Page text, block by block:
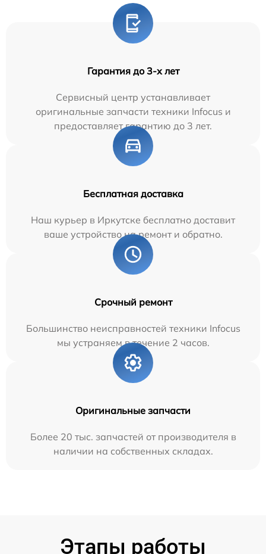
Гарантия до 3-х лет
Сервисный центр устанавливает
оригинальные запчасти техники Infocus и
предоставляет гарантию до 3 лет.
Бесплатная доставка
Наш курьер в Иркутске бесплатно доставит
ваше устройство на ремонт и обратно.
Срочный ремонт
Большинство неисправностей техники Infocus
мы устраняем в течение 2 часов.
Оригинальные запчасти
Более 20 тыс. запчастей от производителя в
наличии на собственных складах.
Этапы работы